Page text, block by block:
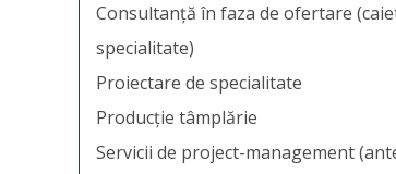
Consultanță în faza de ofertare
specialitate)
Proiectare de specialitate
Producție tâmplărie
Servicii de project-management